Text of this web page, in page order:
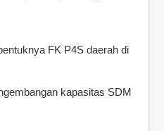
FK P4S daerah di
kapasitas SDM